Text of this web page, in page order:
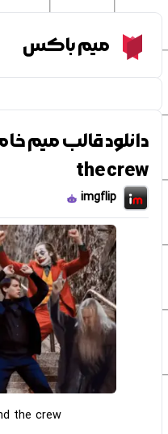
Meme Boxمیم باکس
the crew
imgflip
the crew